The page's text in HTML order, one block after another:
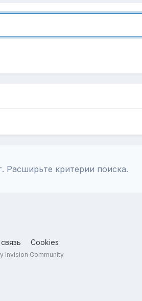
Расширьте критерии поиска.
Cookies
Invision Community